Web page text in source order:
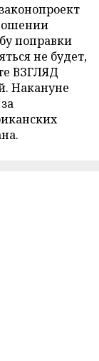
поправки
не будет,
ВЗГЛЯД
Накануне